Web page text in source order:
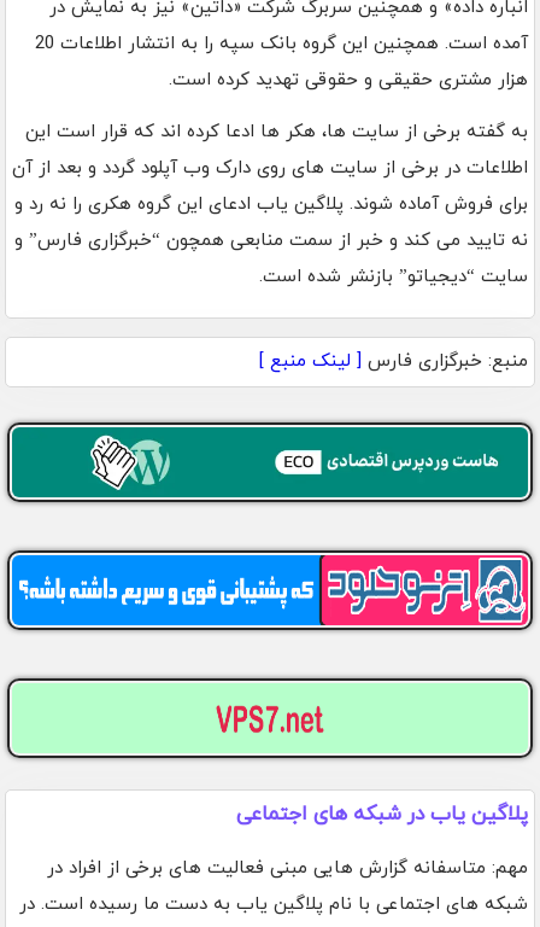
انباره داده» و همچنین سربرگ شرکت «داتین» نیز به نمایش در
آمده است. همچنین این گروه بانک سپه را به انتشار اطلاعات 20
هزار مشتری حقیقی و حقوقی تهدید کرده است.
به گفته برخی از سایت ها، هکر ها ادعا کرده اند که قرار است این
اطلاعات در برخی از سایت های روی دارک وب آپلود گردد و بعد از آن
برای فروش آماده شوند. پلاگین یاب ادعای این گروه هکری را نه رد و
نه تایید می کند و خبر از سمت منابعی همچون “خبرگزاری فارس” و
سایت “دیجیاتو” بازنشر شده است.
منبع: خبرگزاری فارس [ لینک منبع ]
پلاگین یاب در شبکه های اجتماعی
مهم: متاسفانه گزارش هایی مبنی فعالیت های برخی از افراد در
شبکه های اجتماعی با نام پلاگین یاب به دست ما رسیده است. در